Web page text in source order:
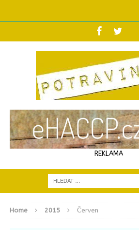
REKLAMA
Home 2015 Červen